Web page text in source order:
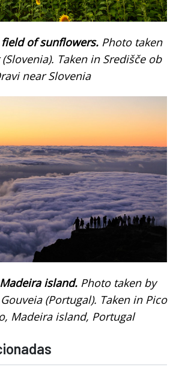
field of sunflowers.Photo taken
Taken in Središče ob
near Slovenia
island. Photo taken by
(Portugal). Taken in Pico
Madeira island, Portugal